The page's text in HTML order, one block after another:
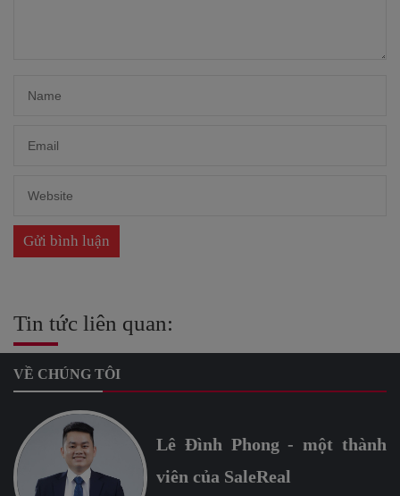
Tin tức liên quan:
VỀ CHÚNG TÔI
Lê Đình Phong - một thành
viên của SaleReal